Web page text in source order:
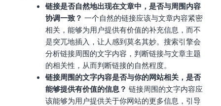
链接是否自然地出现在文章中，是否与周围内容
协调一致？ 一个自然的链接应该与文章内容紧密
相关，能够为用户提供有价值的补充信息，而不
是突兀地插入，让人感到莫名其妙。搜索引擎会
分析链接周围的文字内容，判断链接与文章主题
的相关性，从而判断链接的自然程度。
链接周围的文字内容是否与你的网站相关，是否
能够提供有价值的信息？ 链接周围的文字内容应
该能够为用户提供关于你网站的更多信息，引导